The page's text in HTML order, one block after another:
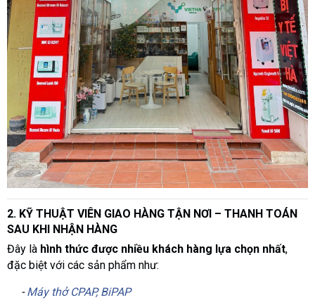
2. KỸ THUẬT VIÊN GIAO HÀNG TẬN NƠI – THANH TOÁN
SAU KHI NHẬN HÀNG
Đây là hình thức được nhiều khách hàng lựa chọn nhất,
đặc biệt với các sản phẩm như:
-Máy thở CPAP, BiPAP